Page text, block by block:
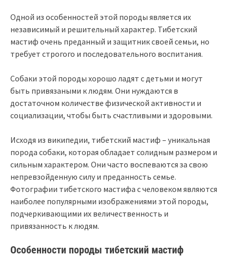
Одной из особенностей этой породы является их
независимый и решительный характер. Тибетский
мастиф очень преданный и защитник своей семьи, но
требует строгого и последовательного воспитания.
Собаки этой породы хорошо ладят с детьми и могут
быть привязаными к людям. Они нуждаются в
достаточном количестве физической активности и
социализации, чтобы быть счастливыми и здоровыми.
Исходя из википедии, тибетский мастиф – уникальная
порода собаки, которая обладает солидным размером и
сильным характером. Они часто воспеваются за свою
непревзойденную силу и преданность семье.
Фотографии тибетского мастифа с человеком являются
наиболее популярными изображениями этой породы,
подчеркивающими их величественность и
привязанность к людям.
Особенности породы тибетский мастиф